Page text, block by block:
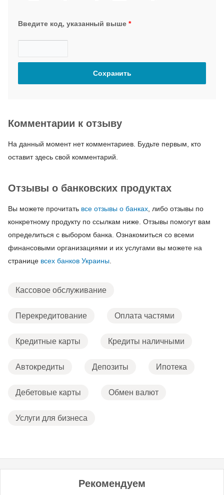
Введите код, указанный выше *
Комментарии к отзыву
На данный момент нет комментариев. Будьте первым, кто
оставит здесь свой комментарий.
Отзывы о банковских продуктах
Вы можете прочитать все отзывы о банках , либо отзывы по
конкретному продукту по ссылкам ниже. Отзывы помогут вам
определиться с выбором банка. Ознакомиться со всеми
финансовыми организациями и их услугами вы можете на
странице всех банков Украины
Кассовое обслуживание
Перекредитование Оплата частями
Кредитные карты Кредиты наличными
Автокредиты Депозиты Ипотека
Дебетовые карты Обмен валют
Услуги для бизнеса
Рекомендуем